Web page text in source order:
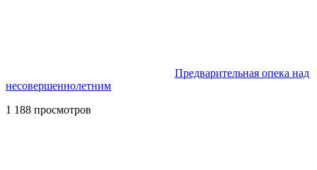
Предварительная опека над
несовершеннолетним
1 188 просмотров